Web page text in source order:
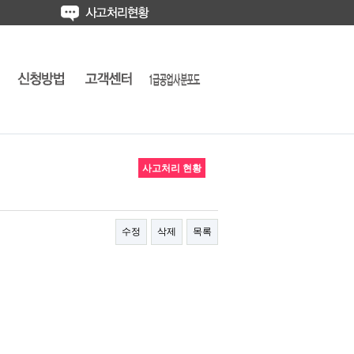
사고처리 현황
수정 삭제 목록